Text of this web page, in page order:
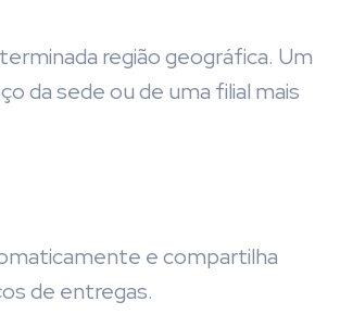
região geográfica. Um
da sede ou de uma filial mais
e compartilha
de entregas.